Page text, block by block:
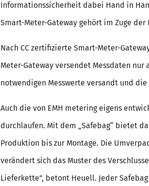
Informationssicherheit dabei Hand in
Smart-Meter-Gateway gehört im Zuge
Nach CC zertifizierte Smart-Meter-
Meter-Gateway versendet Messdaten
notwendigen Messwerte versandt und
Auch die von EMH metering eigens
durchlaufen. Mit dem „Safebag“ bietet
Produktion bis zur Montage. Die
verändert sich das Muster des
Lieferkette”, betont Heuell. Jeder